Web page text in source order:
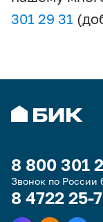
301 29 31
8 800 301
Звонок по России
8 4722 25-